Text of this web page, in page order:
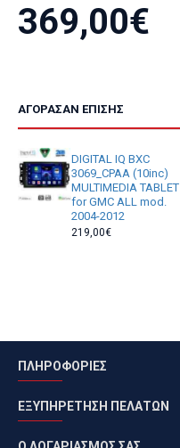
369,00€
ΑΓΌΡΑΣΑΝ ΕΠΊΣΗΣ
DIGITAL IQ BXC
3069_CPAA (10inc)
MULTIMEDIA TABLET
for GMC ALL mod.
2004-2012
219,00€
ΠΛΗΡΟΦΟΡΙΕΣ
ΕΞΥΠΗΡΕΤΗΣΗ ΠΕΛΑΤΩΝ